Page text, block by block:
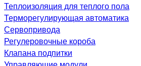
Теплоизоляция для теплого пола
Терморегулирующая автоматика
Сервопривода
Регулеровочные короба
Клапана подпитки